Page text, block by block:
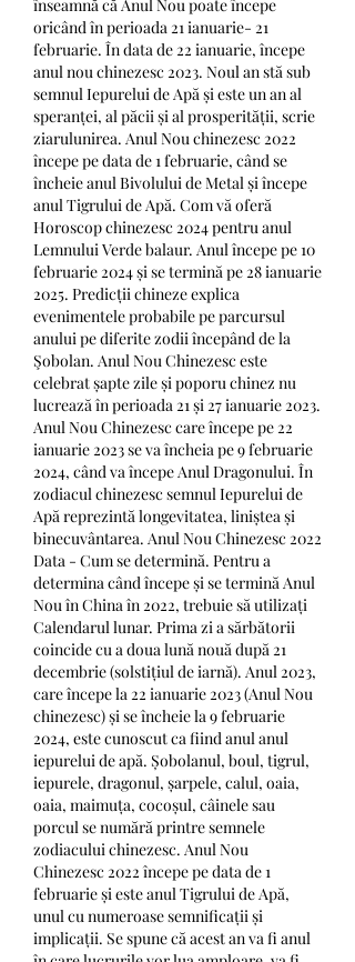
înseamnă că Anul Nou poate începe
oricând în perioada 21 ianuarie- 21
februarie. În data de 22 ianuarie, începe
anul nou chinezesc 2023. Noul an stă sub
semnul Iepurelui de Apă și este un an al
speranței, al păcii și al prosperității, scrie
ziarulunirea. Anul Nou chinezesc 2022
începe pe data de 1 februarie, când se
încheie anul Bivolului de Metal și începe
anul Tigrului de Apă. Com vă oferă
Horoscop chinezesc 2024 pentru anul
Lemnului Verde balaur. Anul începe pe 10
februarie 2024 și se termină pe 28 ianuarie
2025. Predicții chineze explica
evenimentele probabile pe parcursul
anului pe diferite zodii începând de la
Şobolan. Anul Nou Chinezesc este
celebrat șapte zile și poporu chinez nu
lucrează în perioada 21 și 27 ianuarie 2023.
Anul Nou Chinezesc care începe pe 22
ianuarie 2023 se va încheia pe 9 februarie
2024, când va începe Anul Dragonului. În
zodiacul chinezesc semnul Iepurelui de
Apă reprezintă longevitatea, liniștea și
binecuvântarea. Anul Nou Chinezesc 2022
Data - Cum se determină. Pentru a
determina când începe și se termină Anul
Nou în China în 2022, trebuie să utilizați
Calendarul lunar. Prima zi a sărbătorii
coincide cu a doua lună nouă după 21
decembrie (solstițiul de iarnă). Anul 2023,
care începe la 22 ianuarie 2023 (Anul Nou
chinezesc) și se încheie la 9 februarie
2024, este cunoscut ca fiind anul anul
iepurelui de apă. Șobolanul, boul, tigrul,
iepurele, dragonul, șarpele, calul, oaia,
oaia, maimuța, cocoșul, câinele sau
porcul se numără printre semnele
zodiacului chinezesc. Anul Nou
Chinezesc 2022 începe pe data de 1
februarie și este anul Tigrului de Apă,
unul cu numeroase semnificații și
implicații. Se spune că acest an va fi anul